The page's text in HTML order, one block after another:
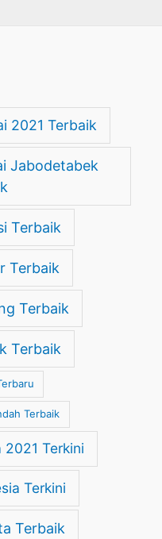
2021 Terbaik
Jabodetabek
Terbaik
Terbaik
Terbaik
Terbaik
Terbaik
Terkini
Terkini
Terbaik